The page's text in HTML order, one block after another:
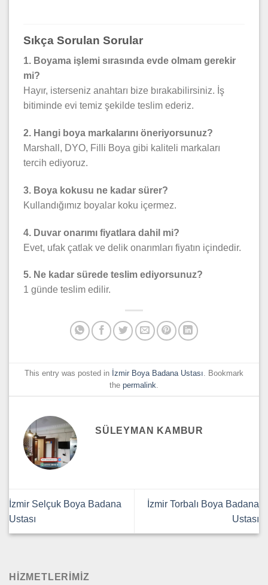
Sıkça Sorulan Sorular
1. Boyama işlemi sırasında evde olmam gerekir
mi?
Hayır, isterseniz anahtarı bize bırakabilirsiniz. İş
bitiminde evi temiz şekilde teslim ederiz.
2. Hangi boya markalarını öneriyorsunuz?
Marshall, DYO, Filli Boya gibi kaliteli markaları
tercih ediyoruz.
3. Boya kokusu ne kadar sürer?
Kullandığımız boyalar koku içermez.
4. Duvar onarımı fiyatlara dahil mi?
Evet, ufak çatlak ve delik onarımları fiyatın içindedir.
5. Ne kadar sürede teslim ediyorsunuz?
1 günde teslim edilir.
This entry was posted in İzmir Boya Badana Ustası . Bookmark
the permalink
SÜLEYMAN KAMBUR
İzmir Selçuk Boya Badana
Ustası
İzmir Torbalı Boya Badana
Ustası
HİZMETLERİMİZ